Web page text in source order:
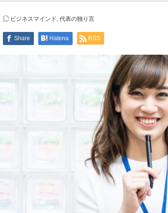
ビジネスマインド, 代表の独り言
Share Hatena RSS